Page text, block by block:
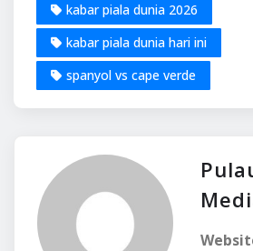
kabar piala dunia 2026
kabar piala dunia hari ini
spanyol vs cape verde